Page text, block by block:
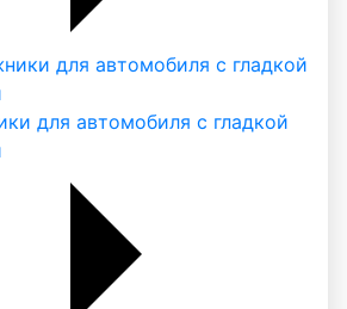
для автомобиля с гладкой